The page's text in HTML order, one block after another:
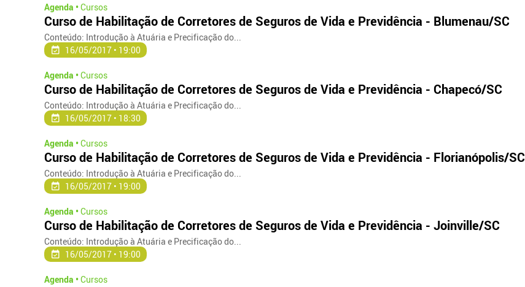
Agenda •Cursos
Curso de Habilitação de Corretores de Seguros de Vida e Previdência - Blumenau/SC
Conteúdo: Introdução à Atuária e Precificação do...
16/05/2017 • 19:00
Agenda •Cursos
Curso de Habilitação de Corretores de Seguros de Vida e Previdência - Chapecó/SC
Conteúdo: Introdução à Atuária e Precificação do...
16/05/2017 • 18:30
Agenda •Cursos
Curso de Habilitação de Corretores de Seguros de Vida e Previdência - Florianópolis/SC
Conteúdo: Introdução à Atuária e Precificação do...
16/05/2017 • 19:00
Agenda •Cursos
Curso de Habilitação de Corretores de Seguros de Vida e Previdência - Joinville/SC
Conteúdo: Introdução à Atuária e Precificação do...
16/05/2017 • 19:00
Agenda •Cursos